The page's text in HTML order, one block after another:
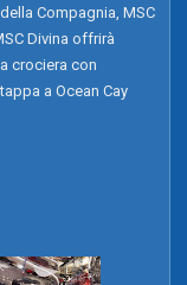
Compagnia, MSC
Divina offrirà
crociera con
a Ocean Cay